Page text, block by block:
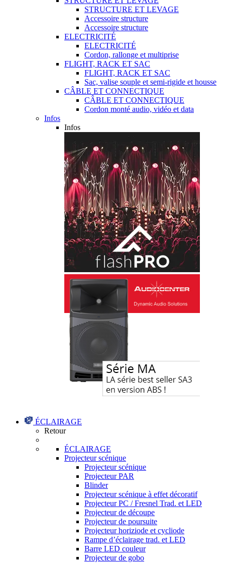
STRUCTURE ET LEVAGE
Accessoire structure
Accessoire structure
ELECTRICITÉ
ELECTRICITÉ
Cordon, rallonge et multiprise
FLIGHT, RACK ET SAC
FLIGHT, RACK ET SAC
Sac, valise souple et semi-rigide et housse
CÂBLE ET CONNECTIQUE
CÂBLE ET CONNECTIQUE
Cordon monté audio, vidéo et data
Infos
Infos
ÉCLAIRAGE
Retour
ÉCLAIRAGE
Projecteur scénique
Projecteur scénique
Projecteur PAR
Blinder
Projecteur scénique à effet décoratif
Projecteur PC / Fresnel Trad. et LED
Projecteur de découpe
Projecteur de poursuite
Projecteur horiziode et cycliode
Rampe d’éclairage trad. et LED
Barre LED couleur
Projecteur de gobo